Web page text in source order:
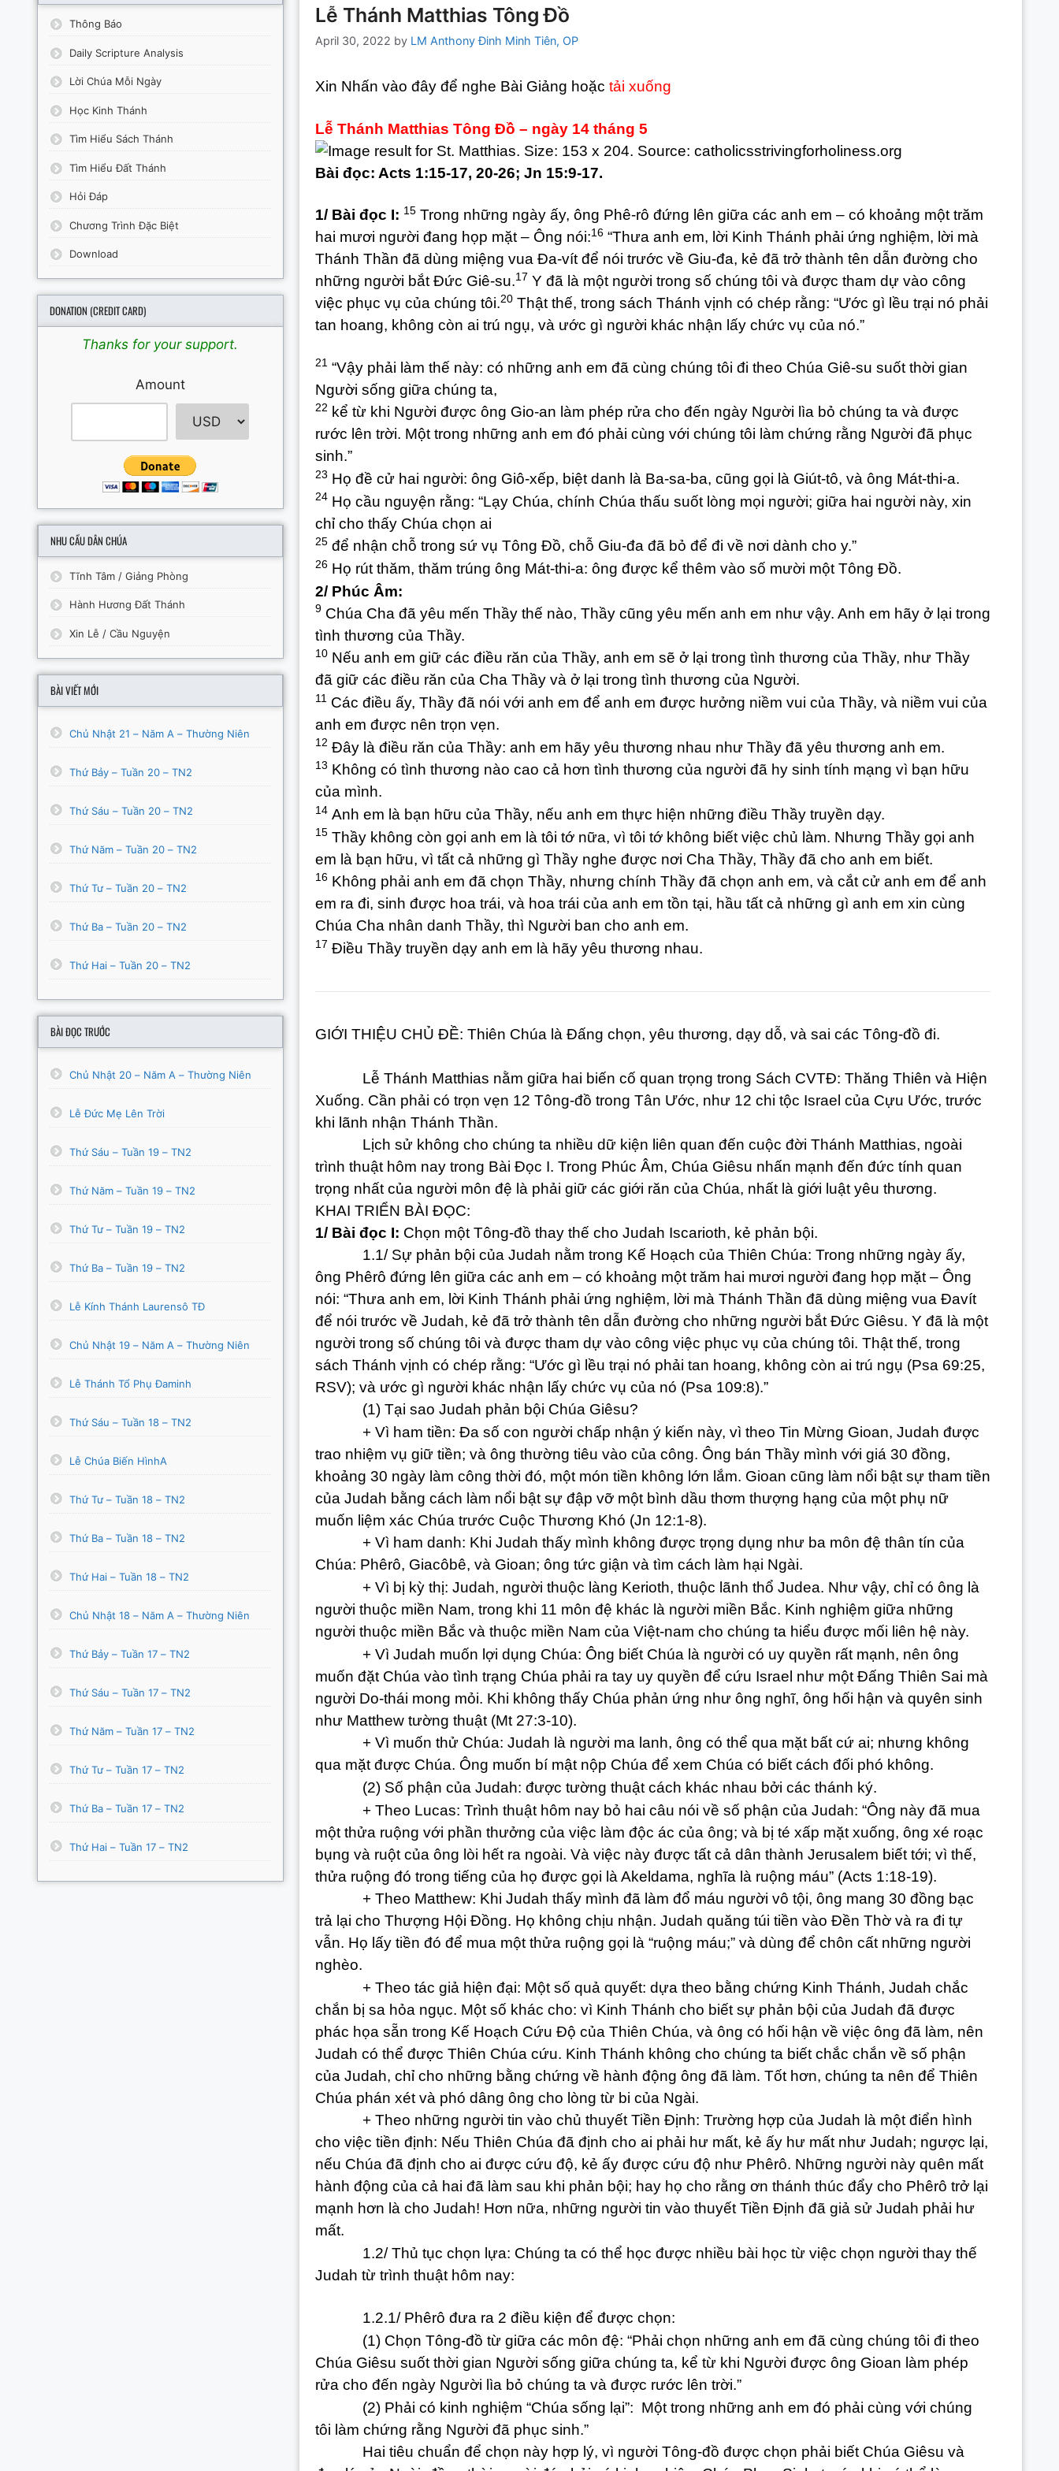
Lễ Thánh Matthias Tông Đồ
April 30, 2022 by LM Anthony Đinh Minh Tiên, OP
Xin Nhấn vào đây để nghe Bài Giảng hoặc tải xuống
Lễ Thánh Matthias Tông Đồ – ngày 14 tháng 5
Bài đọc: Acts 1:15-17, 20-26; Jn 15:9-17.
1/ Bài đọc I: 15Trong những ngày ấy, ông Phê-rô đứng lên giữa các anh em – có khoảng một trăm
hai mươi người đang họp mặt – Ông nói:16“Thưa anh em, lời Kinh Thánh phải ứng nghiệm, lời mà
Thánh Thần đã dùng miệng vua Đa-vít để nói trước về Giu-đa, kẻ đã trở thành tên dẫn đường cho
những người bắt Đức Giê-su.17 Y đã là một người trong số chúng tôi và được tham dự vào công
việc phục vụ của chúng tôi.20Thật thế, trong sách Thánh vịnh có chép rằng: “Ước gì lều trại nó phải
tan hoang, không còn ai trú ngụ, và ước gì người khác nhận lấy chức vụ của nó.”
21“Vậy phải làm thế này: có những anh em đã cùng chúng tôi đi theo Chúa Giê-su suốt thời gian
Người sống giữa chúng ta,
22 kể từ khi Người được ông Gio-an làm phép rửa cho đến ngày Người lìa bỏ chúng ta và được
rước lên trời. Một trong những anh em đó phải cùng với chúng tôi làm chứng rằng Người đã phục
sinh.”
23 Họ đề cử hai người: ông Giô-xếp, biệt danh là Ba-sa-ba, cũng gọi là Giút-tô, và ông Mát-thi-a.
24Họ cầu nguyện rằng: “Lạy Chúa, chính Chúa thấu suốt lòng mọi người; giữa hai người này, xin
chỉ cho thấy Chúa chọn ai
25để nhận chỗ trong sứ vụ Tông Đồ, chỗ Giu-đa đã bỏ để đi về nơi dành cho y.”
26Họ rút thăm, thăm trúng ông Mát-thi-a: ông được kể thêm vào số mười một Tông Đồ.
2/ Phúc Âm:
9Chúa Cha đã yêu mến Thầy thế nào, Thầy cũng yêu mến anh em như vậy. Anh em hãy ở lại trong
tình thương của Thầy.
10Nếu anh em giữ các điều răn của Thầy, anh em sẽ ở lại trong tình thương của Thầy, như Thầy
đã giữ các điều răn của Cha Thầy và ở lại trong tình thương của Người.
11Các điều ấy, Thầy đã nói với anh em để anh em được hưởng niềm vui của Thầy, và niềm vui của
anh em được nên trọn vẹn.
12 Đây là điều răn của Thầy: anh em hãy yêu thương nhau như Thầy đã yêu thương anh em.
13 Không có tình thương nào cao cả hơn tình thương của người đã hy sinh tính mạng vì bạn hữu
của mình.
14Anh em là bạn hữu của Thầy, nếu anh em thực hiện những điều Thầy truyền dạy.
15Thầy không còn gọi anh em là tôi tớ nữa, vì tôi tớ không biết việc chủ làm. Nhưng Thầy gọi anh
em là bạn hữu, vì tất cả những gì Thầy nghe được nơi Cha Thầy, Thầy đã cho anh em biết.
16Không phải anh em đã chọn Thầy, nhưng chính Thầy đã chọn anh em, và cắt cử anh em để anh
em ra đi, sinh được hoa trái, và hoa trái của anh em tồn tại, hầu tất cả những gì anh em xin cùng
Chúa Cha nhân danh Thầy, thì Người ban cho anh em.
17 Điều Thầy truyền dạy anh em là hãy yêu thương nhau.
GIỚI THIỆU CHỦ ĐỀ: Thiên Chúa là Đấng chọn, yêu thương, dạy dỗ, và sai các Tông-đồ đi.
Lễ Thánh Matthias nằm giữa hai biến cố quan trọng trong Sách CVTĐ: Thăng Thiên và Hiện
Xuống. Cần phải có trọn vẹn 12 Tông-đồ trong Tân Ước, như 12 chi tộc Israel của Cựu Ước, trước
khi lãnh nhận Thánh Thần.
Lịch sử không cho chúng ta nhiều dữ kiện liên quan đến cuộc đời Thánh Matthias, ngoài
trình thuật hôm nay trong Bài Đọc I. Trong Phúc Âm, Chúa Giêsu nhấn mạnh đến đức tính quan
trọng nhất của người môn đệ là phải giữ các giới răn của Chúa, nhất là giới luật yêu thương.
KHAI TRIỂN BÀI ĐỌC:
1/ Bài đọc I: Chọn một Tông-đồ thay thế cho Judah Iscarioth, kẻ phản bội.
1.1/ Sự phản bội của Judah nằm trong Kế Hoạch của Thiên Chúa: Trong những ngày ấy,
ông Phêrô đứng lên giữa các anh em – có khoảng một trăm hai mươi người đang họp mặt – Ông
nói: “Thưa anh em, lời Kinh Thánh phải ứng nghiệm, lời mà Thánh Thần đã dùng miệng vua Đavít
để nói trước về Judah, kẻ đã trở thành tên dẫn đường cho những người bắt Đức Giêsu. Y đã là một
người trong số chúng tôi và được tham dự vào công việc phục vụ của chúng tôi. Thật thế, trong
sách Thánh vịnh có chép rằng: “Ước gì lều trại nó phải tan hoang, không còn ai trú ngụ (Psa 69:25,
RSV); và ước gì người khác nhận lấy chức vụ của nó (Psa 109:8).”
(1) Tại sao Judah phản bội Chúa Giêsu?
+ Vì ham tiền: Đa số con người chấp nhận ý kiến này, vì theo Tin Mừng Gioan, Judah được
trao nhiệm vụ giữ tiền; và ông thường tiêu vào của công. Ông bán Thầy mình với giá 30 đồng,
khoảng 30 ngày làm công thời đó, một món tiền không lớn lắm. Gioan cũng làm nổi bật sự tham tiền
của Judah bằng cách làm nổi bật sự đập vỡ một bình dầu thơm thượng hạng của một phụ nữ
muốn liệm xác Chúa trước Cuộc Thương Khó (Jn 12:1-8).
+ Vì ham danh: Khi Judah thấy mình không được trọng dụng như ba môn đệ thân tín của
Chúa: Phêrô, Giacôbê, và Gioan; ông tức giận và tìm cách làm hại Ngài.
+ Vì bị kỳ thị: Judah, người thuộc làng Kerioth, thuộc lãnh thổ Judea. Như vậy, chỉ có ông là
người thuộc miền Nam, trong khi 11 môn đệ khác là người miền Bắc. Kinh nghiệm giữa những
người thuộc miền Bắc và thuộc miền Nam của Việt-nam cho chúng ta hiểu được mối liên hệ này.
+ Vì Judah muốn lợi dụng Chúa: Ông biết Chúa là người có uy quyền rất mạnh, nên ông
muốn đặt Chúa vào tình trạng Chúa phải ra tay uy quyền để cứu Israel như một Đấng Thiên Sai mà
người Do-thái mong mỏi. Khi không thấy Chúa phản ứng như ông nghĩ, ông hối hận và quyên sinh
như Matthew tường thuật (Mt 27:3-10).
+ Vì muốn thử Chúa: Judah là người ma lanh, ông có thể qua mặt bất cứ ai; nhưng không
qua mặt được Chúa. Ông muốn bí mật nộp Chúa để xem Chúa có biết cách đối phó không.
(2) Số phận của Judah: được tường thuật cách khác nhau bởi các thánh ký.
+ Theo Lucas: Trình thuật hôm nay bỏ hai câu nói về số phận của Judah: “Ông này đã mua
một thửa ruộng với phần thưởng của việc làm độc ác của ông; và bị té xấp mặt xuống, ông xé roạc
bụng và ruột của ông lòi hết ra ngoài. Và việc này được tất cả dân thành Jerusalem biết tới; vì thế,
thửa ruộng đó trong tiếng của họ được gọi là Akeldama, nghĩa là ruộng máu” (Acts 1:18-19).
+ Theo Matthew: Khi Judah thấy mình đã làm đổ máu người vô tội, ông mang 30 đồng bạc
trả lại cho Thượng Hội Đồng. Họ không chịu nhận. Judah quăng túi tiền vào Đền Thờ và ra đi tự
vẫn. Họ lấy tiền đó để mua một thửa ruộng gọi là “ruộng máu;” và dùng để chôn cất những người
nghèo.
+ Theo tác giả hiện đại: Một số quả quyết: dựa theo bằng chứng Kinh Thánh, Judah chắc
chắn bị sa hỏa ngục. Một số khác cho: vì Kinh Thánh cho biết sự phản bội của Judah đã được
phác họa sẵn trong Kế Hoạch Cứu Độ của Thiên Chúa, và ông có hối hận về việc ông đã làm, nên
Judah có thể được Thiên Chúa cứu. Kinh Thánh không cho chúng ta biết chắc chắn về số phận
của Judah, chỉ cho những bằng chứng về hành động ông đã làm. Tốt hơn, chúng ta nên để Thiên
Chúa phán xét và phó dâng ông cho lòng từ bi của Ngài.
+ Theo những người tin vào chủ thuyết Tiền Định: Trường hợp của Judah là một điển hình
cho việc tiền định: Nếu Thiên Chúa đã định cho ai phải hư mất, kẻ ấy hư mất như Judah; ngược lại,
nếu Chúa đã định cho ai được cứu độ, kẻ ấy được cứu độ như Phêrô. Những người này quên mất
hành động của cả hai đã làm sau khi phản bội; hay họ cho rằng ơn thánh thúc đẩy cho Phêrô trở lại
mạnh hơn là cho Judah! Hơn nữa, những người tin vào thuyết Tiền Định đã giả sử Judah phải hư
mất.
1.2/ Thủ tục chọn lựa: Chúng ta có thể học được nhiều bài học từ việc chọn người thay thế
Judah từ trình thuật hôm nay:
1.2.1/ Phêrô đưa ra 2 điều kiện để được chọn:
(1) Chọn Tông-đồ từ giữa các môn đệ: “Phải chọn những anh em đã cùng chúng tôi đi theo
Chúa Giêsu suốt thời gian Người sống giữa chúng ta, kể từ khi Người được ông Gioan làm phép
rửa cho đến ngày Người lìa bỏ chúng ta và được rước lên trời.”
(2) Phải có kinh nghiệm “Chúa sống lại”: Một trong những anh em đó phải cùng với chúng
tôi làm chứng rằng Người đã phục sinh.”
Hai tiêu chuẩn để chọn này hợp lý, vì người Tông-đồ được chọn phải biết Chúa Giêsu và
Thông Báo
Daily Scripture Analysis
Lời Chúa Mỗi Ngày
Học Kinh Thánh
Tìm Hiểu Sách Thánh
Tìm Hiểu Đất Thánh
Hỏi Đáp
Chương Trình Đặc Biệt
Download
DONATION (CREDIT CARD)
Thanks for your support.
Amount
NHU CẦU DÂN CHÚA
Tĩnh Tâm / Giảng Phòng
Hành Hương Đất Thánh
Xin Lễ / Cầu Nguyện
BÀI VIẾT MỚI
Chủ Nhật 21 – Năm A – Thường Niên
Thứ Bảy – Tuần 20 – TN2
Thứ Sáu – Tuần 20 – TN2
Thứ Năm – Tuần 20 – TN2
Thứ Tư – Tuần 20 – TN2
Thứ Ba – Tuần 20 – TN2
Thứ Hai – Tuần 20 – TN2
BÀI ĐỌC TRƯỚC
Chủ Nhật 20 – Năm A – Thường Niên
Lễ Đức Mẹ Lên Trời
Thứ Sáu – Tuần 19 – TN2
Thứ Năm – Tuần 19 – TN2
Thứ Tư – Tuần 19 – TN2
Thứ Ba – Tuần 19 – TN2
Lễ Kính Thánh Laurensô TĐ
Chủ Nhật 19 – Năm A – Thường Niên
Lễ Thánh Tổ Phụ Đaminh
Thứ Sáu – Tuần 18 – TN2
Lễ Chúa Biến HìnhA
Thứ Tư – Tuần 18 – TN2
Thứ Ba – Tuần 18 – TN2
Thứ Hai – Tuần 18 – TN2
Chủ Nhật 18 – Năm A – Thường Niên
Thứ Bảy – Tuần 17 – TN2
Thứ Sáu – Tuần 17 – TN2
Thứ Năm – Tuần 17 – TN2
Thứ Tư – Tuần 17 – TN2
Thứ Ba – Tuần 17 – TN2
Thứ Hai – Tuần 17 – TN2